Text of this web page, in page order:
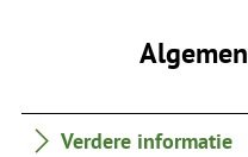
Verdere informatie